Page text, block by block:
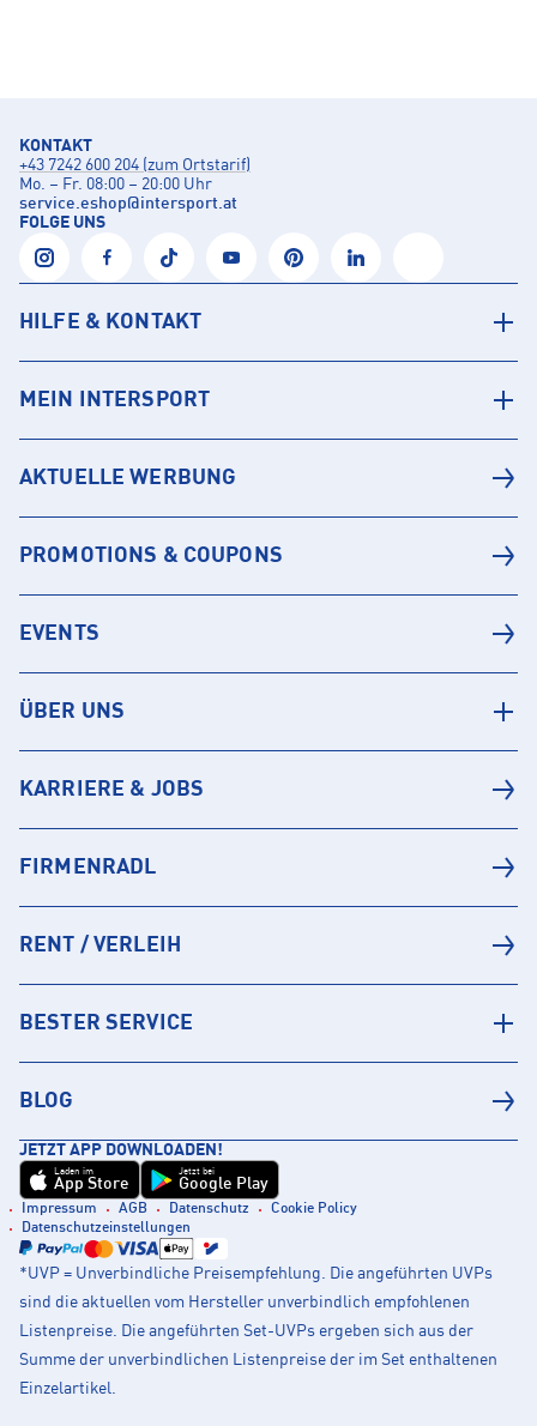
KONTAKT
+43 7242 600 204 (zum Ortstarif)
Mo. – Fr. 08:00 – 20:00 Uhr
service.eshop@intersport.at
FOLGE UNS
HILFE & KONTAKT
MEIN INTERSPORT
AKTUELLE WERBUNG
PROMOTIONS & COUPONS
EVENTS
ÜBER UNS
KARRIERE & JOBS
FIRMENRADL
RENT / VERLEIH
BESTER SERVICE
BLOG
JETZT APP DOWNLOADEN!
Laden im
App Store
Jetzt bei
Google Play
Impressum AGB Datenschutz
Cookie Policy
Datenschutzeinstellungen
*UVP = Unverbindliche Preisempfehlung. Die angeführten UVPs
sind die aktuellen vom Hersteller unverbindlich empfohlenen
Listenpreise. Die angeführten Set-UVPs ergeben sich aus der
Summe der unverbindlichen Listenpreise der im Set enthaltenen
Einzelartikel.